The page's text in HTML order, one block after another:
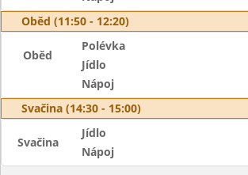
Oběd (11:50 - 12:20)
Oběd
Polévka
Jídlo
Nápoj
Svačina (14:30 - 15:00)
Svačina
Jídlo
Nápoj